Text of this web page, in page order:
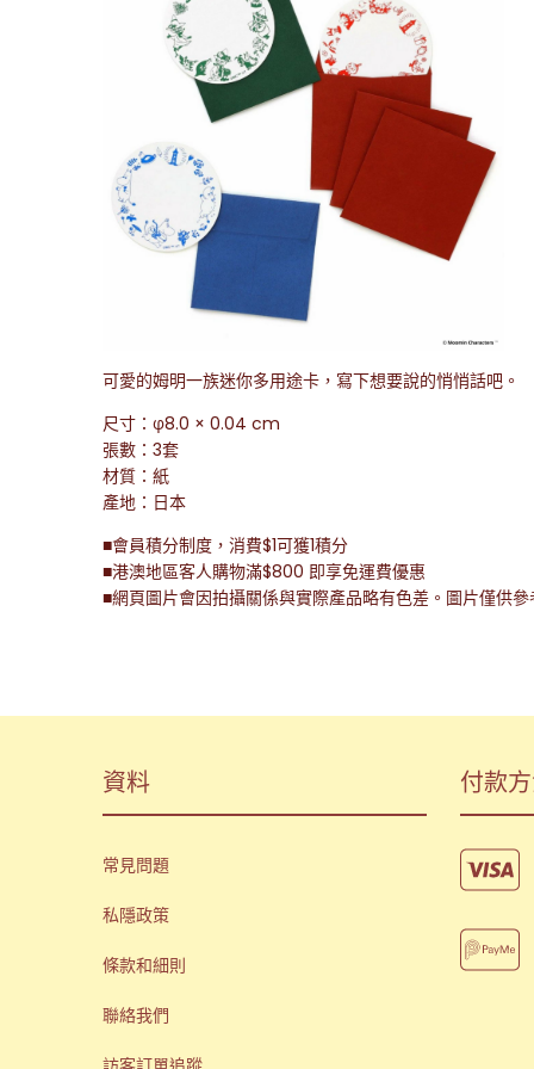
可愛的姆明一族迷你多用途卡，寫下想要說的悄悄話吧。
尺寸：φ8.0 × 0.04 cm
張數：3套
材質：紙
產地：日本
■會員積分制度，消費$1可獲1積分
■港澳地區客人購物滿$800 即享免運費優惠
■網頁圖片會因拍攝關係與實際產品略有色差。圖片僅供
資料
常見問題
私隱政策
條款和細則
聯絡我們
付款